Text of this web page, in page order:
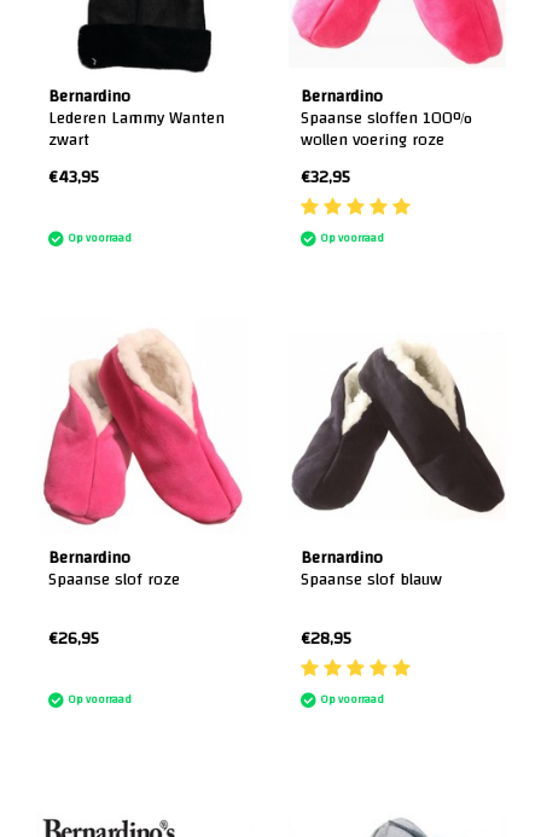
Bernardino
Lederen Lammy Wanten
zwart
€43,95
Op voorraad
Bernardino
Spaanse sloffen 100%
wollen voering roze
€32,95
Op voorraad
Bernardino
Spaanse slof roze
€26,95
Op voorraad
Bernardino
Spaanse slof blauw
€28,95
Op voorraad